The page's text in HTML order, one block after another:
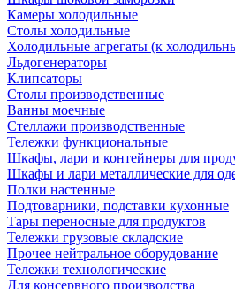
Камеры холодильные
Столы холодильные
Холодильные агрегаты (к
Льдогенераторы
Клипсаторы
Столы производственные
Ванны моечные
Стеллажи производственные
Тележки функциональные
Шкафы, лари и контейнеры для
Шкафы и лари металлические для
Полки настенные
Подтоварники, подставки кухонные
Тары переносные для продуктов
Тележки грузовые складские
Прочее нейтральное оборудование
Тележки технологические
Для консервного производства